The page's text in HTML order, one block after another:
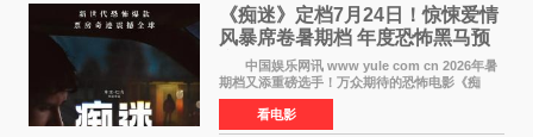
《痴迷》定档7月24日！惊悚爱情
风暴席卷暑期档 年度恐怖黑马预
中国娱乐网讯 www yule com cn 2026年暑
期档又添重磅选手！万众期待的恐怖电影《痴
迷》今日正式官宣定档，将于7月24日登陆内地各
大院线。这部被业内专家誉为新世代爆款恐怖电
影的作品，将为
看电影